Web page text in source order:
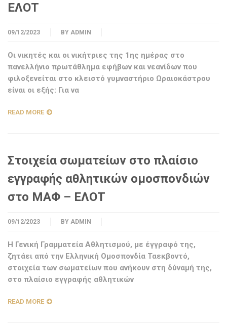
ΕΛΟΤ
09/12/2023 BY ADMIN
Οι νικητές και οι νικήτριες της 1ης ημέρας στο
πανελλήνιο πρωτάθλημα εφήβων και νεανίδων που
φιλοξενείται στο κλειστό γυμναστήριο Ωραιοκάστρου
είναι οι εξής: Για να
READ MORE
Στοιχεία σωματείων στο πλαίσιο
εγγραφής αθλητικών ομοσπονδιών
στο ΜΑΦ – ΕΛΟΤ
09/12/2023 BY ADMIN
Η Γενική Γραμματεία Αθλητισμού, με έγγραφό της,
ζητάει από την Ελληνική Ομοσπονδία Ταεκβοντό,
στοιχεία των σωματείων που ανήκουν στη δύναμή της,
στο πλαίσιο εγγραφής αθλητικών
READ MORE